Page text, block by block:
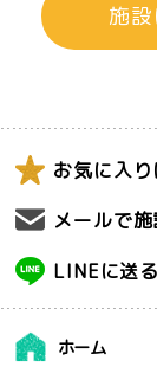
施
お気に入
メールで
LINEに送る
ホーム